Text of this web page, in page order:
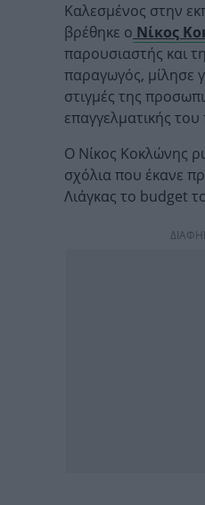
Καλεσμένος στην
βρέθηκε ο Νίκος
παρουσιαστής και
παραγωγός, μίλησε
στιγμές της
επαγγελματικής του
Ο Νίκος Κοκλώνης
σχόλια που έκανε
Λιάγκας το budget